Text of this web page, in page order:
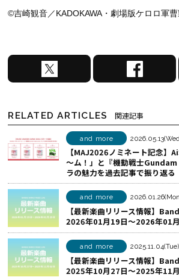
©吉崎観音／KADOKAWA・劇場版ケロロ軍
X
で
ア
す
る
F
a
b
o
o
k
で
シ
ェ
ア
す
る
L
I
RELATED ARTICLES 関連記事
and more
【MAJ2026ノミネート記念】
～ム！」と『機動戦士
ラの魅力を過去記事で振り返る
and more
【最新楽曲リリース情報】
2026年01月19日～2026年01
and more 2025.11.04(Tue)
【最新楽曲リリース情報】
2025年10月27日～2025年11